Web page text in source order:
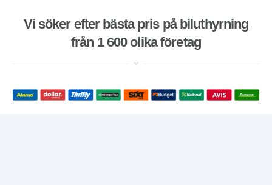
Vi söker efter bästa pris på biluthyrning
från 1 600 olika företag